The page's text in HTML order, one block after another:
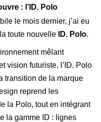
: l’ID. Polo
le mois dernier, j’ai eu
la toute nouvelle
ID. Polo.
mêlant
vision futuriste, l’ID. Polo
transition de la marque
reprend les
la Polo, tout en intégrant
la gamme ID : lignes